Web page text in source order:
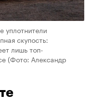
уплотнители
скупость:
лишь топ-
(Фото: Александр